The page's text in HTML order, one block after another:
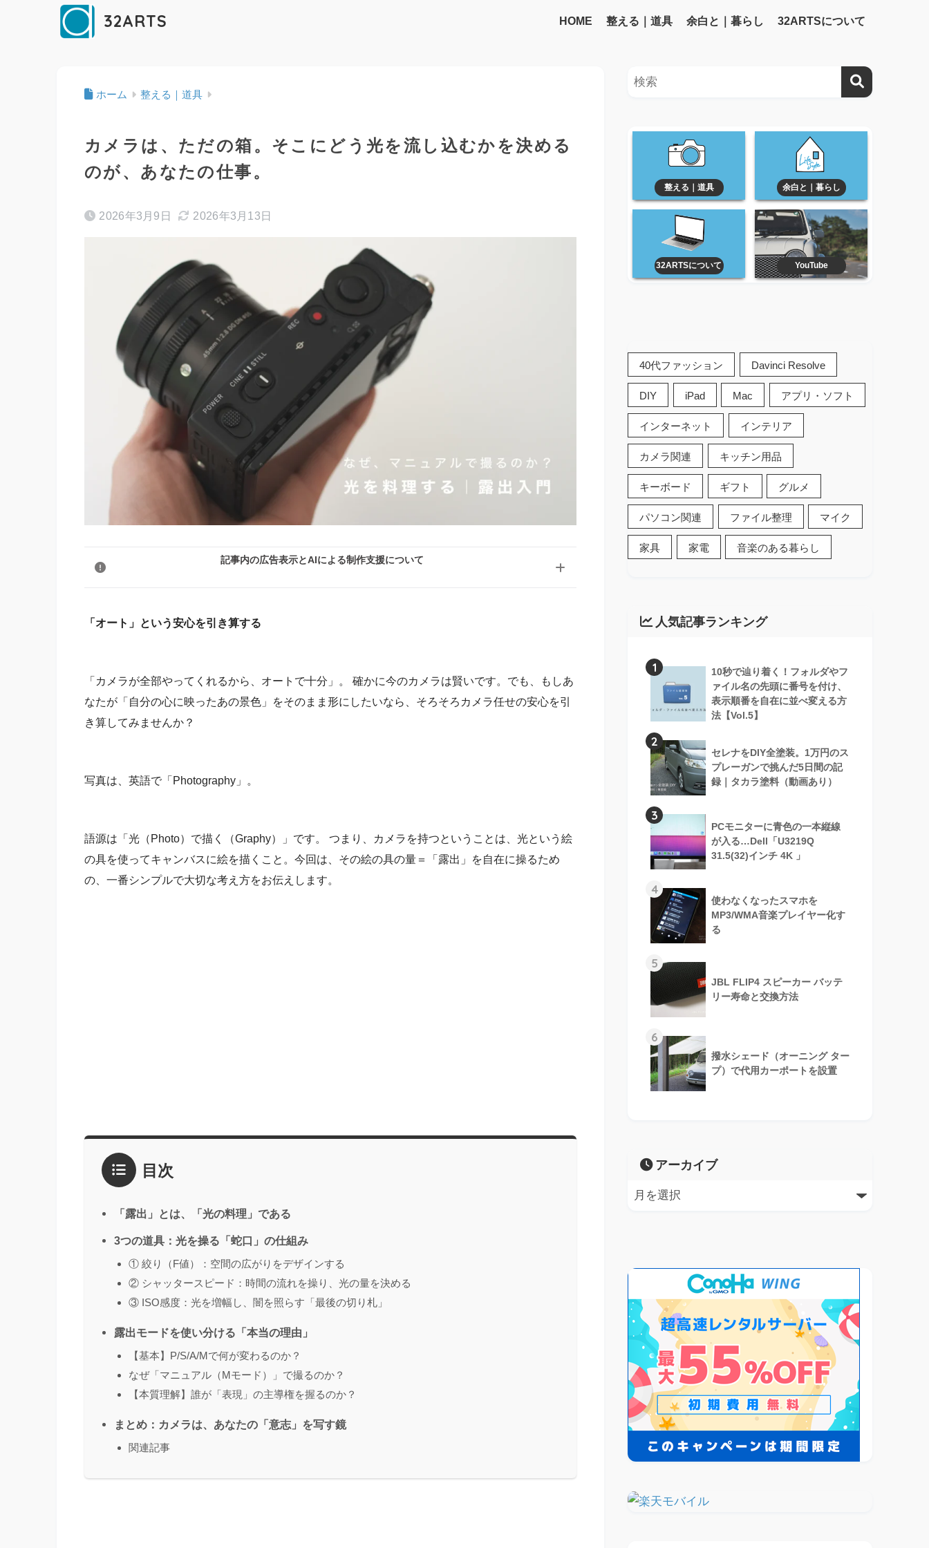
32ARTS HOME 整える｜道具 余白と｜暮らし 32ARTSについて
ホーム 整える｜道具
カメラは、ただの箱。そこにどう光を流し込むかを決める
のが、あなたの仕事。
2026年3月9日 2026年3月13日
記事内の広告表示とAIによる制作支援について
「オート」という安心を引き算する
「カメラが全部やってくれるから、オートで十分」。 確かに今のカメラは賢いです。でも、もしあ
なたが「自分の心に映ったあの景色」をそのまま形にしたいなら、そろそろカメラ任せの安心を引
き算してみませんか？
写真は、英語で「Photography」。
語源は「光（Photo）で描く（Graphy）」です。 つまり、カメラを持つということは、光という絵
の具を使ってキャンバスに絵を描くこと。今回は、その絵の具の量＝「露出」を自在に操るため
の、一番シンプルで大切な考え方をお伝えします。
目次
「露出」とは、「光の料理」である
3つの道具：光を操る「蛇口」の仕組み
① 絞り（F値）：空間の広がりをデザインする
② シャッタースピード：時間の流れを操り、光の量を決める
③ ISO感度：光を増幅し、闇を照らす「最後の切り札」
露出モードを使い分ける「本当の理由」
【基本】P/S/A/Mで何が変わるのか？
なぜ「マニュアル（Mモード）」で撮るのか？
【本質理解】誰が「表現」の主導権を握るのか？
まとめ：カメラは、あなたの「意志」を写す鏡
関連記事
整える｜道具 余白と｜暮らし
32ARTSについて YouTube
40代ファッション Davinci Resolve
DIY iPad Mac アプリ・ソフト
インターネット インテリア
カメラ関連 キッチン用品
キーボード ギフト グルメ
パソコン関連 ファイル整理 マイク
家具 家電 音楽のある暮らし
人気記事ランキング
1
10秒で辿り着く！フォルダやフ
ァイル名の先頭に番号を付け、
表示順番を自在に並べ変える方
法【Vol.5】
2
セレナをDIY全塗装。1万円のス
プレーガンで挑んだ5日間の記
録｜タカラ塗料（動画あり）
3
PCモニターに青色の一本縦線
が入る…Dell「U3219Q
31.5(32)インチ 4K 」
4
使わなくなったスマホを
MP3/WMA音楽プレイヤー化す
る
5
JBL FLIP4 スピーカー バッテ
リー寿命と交換方法
6
撥水シェード（オーニング ター
プ）で代用カーポートを設置
アーカイブ